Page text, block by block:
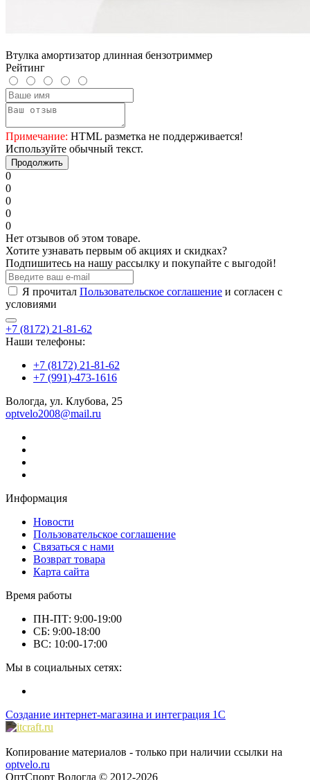
Втулка амортизатор длинная бензотриммер
Рейтинг
Примечание: HTML разметка не поддерживается!
Используйте обычный текст.
Продолжить
0
0
0
0
0
Нет отзывов об этом товаре.
Хотите узнавать первым об акциях и скидках?
Подпишитесь на нашу рассылку и покупайте с выгодой!
Я прочитал Пользовательское соглашение и согласен с
условиями
+7 (8172) 21-81-62
Наши телефоны:
+7 (8172) 21-81-62
+7 (991)-473-1616
Вологда, ул. Клубова, 25
optvelo2008@mail.ru
Информация
Новости
Пользовательское соглашение
Связаться с нами
Возврат товара
Карта сайта
Время работы
ПН-ПТ: 9:00-19:00
СБ: 9:00-18:00
ВС: 10:00-17:00
Мы в социальных сетях:
Создание интернет-магазина и интеграция 1С
Копирование материалов - только при наличии ссылки на
optvelo.ru
ОптСпорт Вологда © 2012-2026